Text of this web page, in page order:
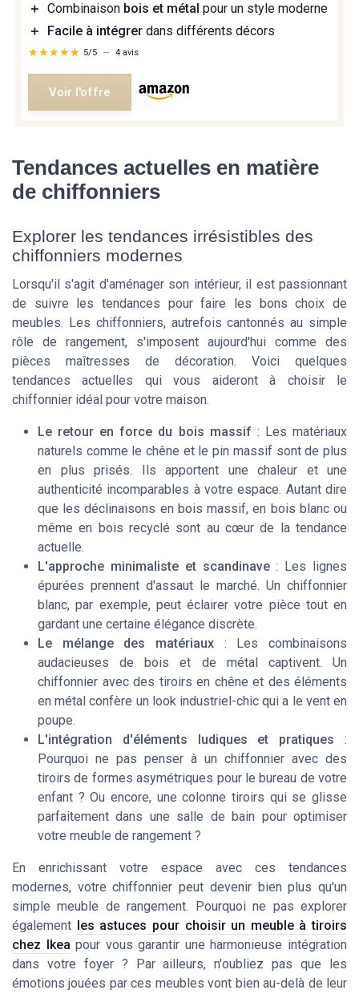
＋ Combinaison bois et métal pour un style moderne
＋
Facile à intégrer dans différents décors
★★★★★
★★★★★ 5/5 — 4 avis
Voir l'offre
Tendances actuelles en matière
de chiffonniers
Explorer les tendances irrésistibles des
chiffonniers modernes
Lorsqu'il s'agit d'aménager son intérieur, il est passionnant
de suivre les tendances pour faire les bons choix de
meubles. Les chiffonniers, autrefois cantonnés au simple
rôle de rangement, s'imposent aujourd'hui comme des
pièces maîtresses de décoration. Voici quelques
tendances actuelles qui vous aideront à choisir le
chiffonnier idéal pour votre maison.
Le retour en force du bois massif : Les matériaux
naturels comme le chêne et le pin massif sont de plus
en plus prisés. Ils apportent une chaleur et une
authenticité incomparables à votre espace. Autant dire
que les déclinaisons en bois massif, en bois blanc ou
même en bois recyclé sont au cœur de la tendance
actuelle.
L'approche minimaliste et scandinave: Les lignes
épurées prennent d'assaut le marché. Un chiffonnier
blanc, par exemple, peut éclairer votre pièce tout en
gardant une certaine élégance discrète.
Le mélange des matériaux : Les combinaisons
audacieuses de bois et de métal captivent. Un
chiffonnier avec des tiroirs en chêne et des éléments
en métal confère un look industriel-chic qui a le vent en
poupe.
L'intégration d'éléments ludiques et pratiques :
Pourquoi ne pas penser à un chiffonnier avec des
tiroirs de formes asymétriques pour le bureau de votre
enfant ? Ou encore, une colonne tiroirs qui se glisse
parfaitement dans une salle de bain pour optimiser
votre meuble de rangement ?
En enrichissant votre espace avec ces tendances
modernes, votre chiffonnier peut devenir bien plus qu'un
simple meuble de rangement. Pourquoi ne pas explorer
également les astuces pour choisir un meuble à tiroirs
chez Ikea pour vous garantir une harmonieuse intégration
dans votre foyer ? Par ailleurs, n'oubliez pas que les
émotions jouées par ces meubles vont bien au-delà de leur